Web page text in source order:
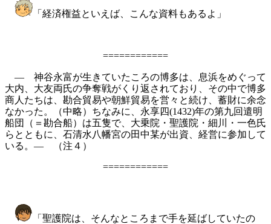
「経済権益といえば、こんな資料もあるよ」
============
― 神谷永富が生きていたころの博多は、息浜をめぐって
大内、大友両氏の争奪戦がくり返されており、その中で博多
商人たちは、勘合貿易や朝鮮貿易を営々と続け、蓄財に余念
なかった。（中略）ちなみに、永享四(1432)年の第九回遣明
船団（＝勘合船）は五隻で、大乗院・聖護院・細川・一色氏
らとともに、石清水八幡宮の田中某が出資、経営に参加して
いる。― （注４）
============
「聖護院は、そんなところまで手を延ばしていたの